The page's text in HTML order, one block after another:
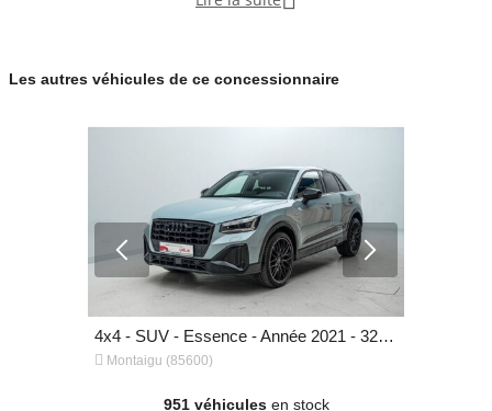
effectuons pour vous toutes les démarches avec les concessions en
proposons aujourd'hui un large choix de véhicules toutes
Les autres véhicules de ce concessionnaire
4x4 - SUV - Essence - Année 2021 - 32 600 km, 32 690 €
 Montaigu (85600)
951 véhiculesen stock